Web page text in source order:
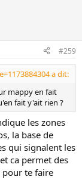
#259
a dit:
mappy en fait
fait y'ait rien ?
les zones
la base de
qui signalent les
ca permet des
pour te faire